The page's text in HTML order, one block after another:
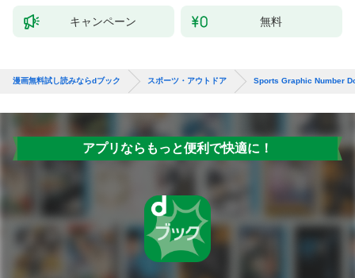
キャンペーン 無料
漫画無料試し読みならdブック スポーツ・アウトドア Sports Graphic Number
アプリならもっと便利で快適に！